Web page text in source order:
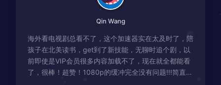
Qin Wang
海外看电视剧总看不了，这个加速器实在太及时了，陪
孩子在北美读书，get到了新技能，无聊时追个剧，以
前即使是VIP会员很多内容加载不了，现在就全都能看
了，很棒！超赞！1080p的缓冲完全没有问题!!!简直救